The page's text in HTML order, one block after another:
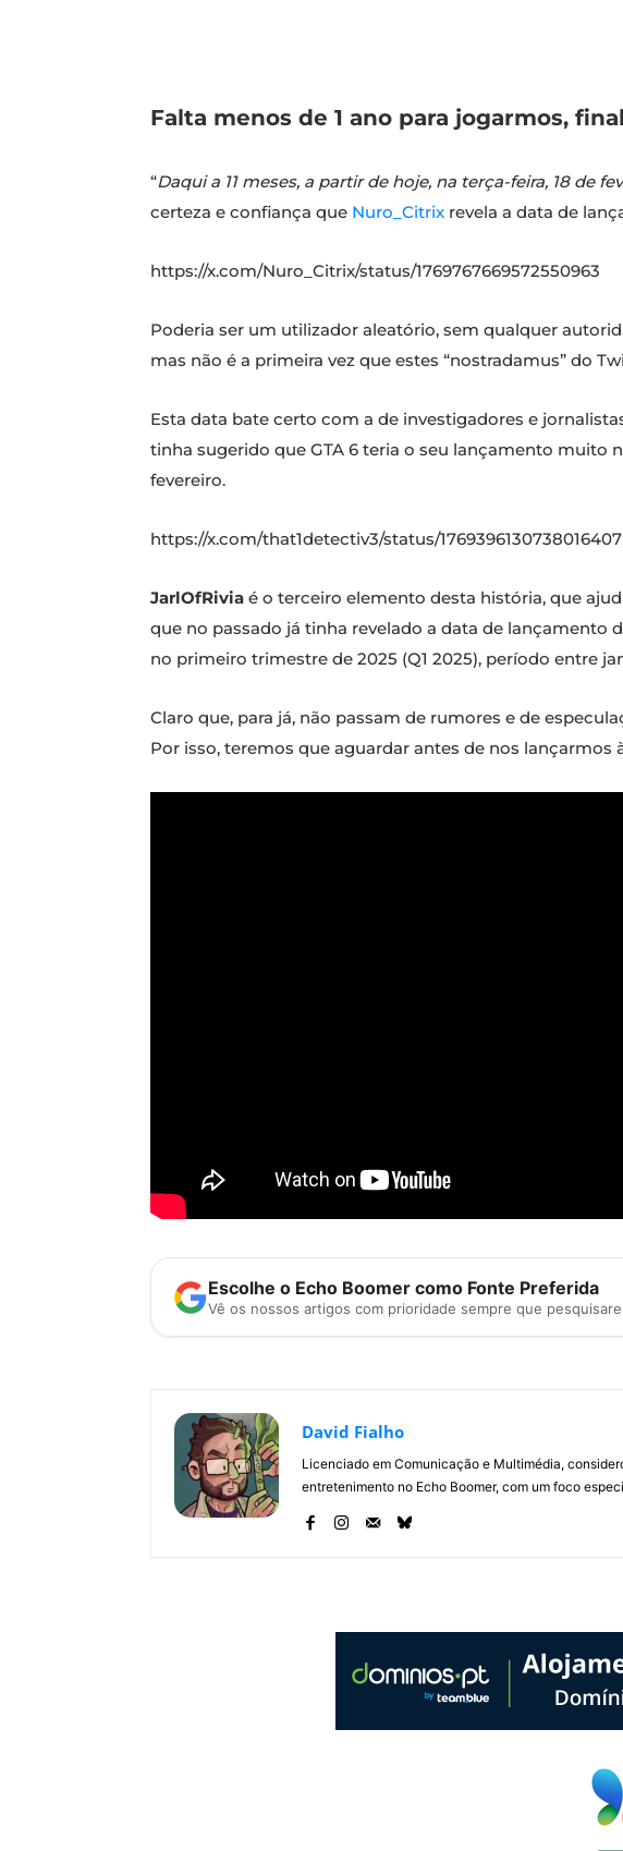
Falta menos de 1 ano para jogarmos,
“Daqui a 11 meses, a partir de hoje, na terça-feira, 18 de
certeza e confiança que Nuro_Citrix revela a data de
https://x.com/Nuro_Citrix/status/1769767669572550963
Poderia ser um utilizador aleatório, sem qualquer
mas não é a primeira vez que estes “nostradamus” do
Esta data bate certo com a de investigadores e
tinha sugerido que GTA 6 teria o seu lançamento muito
fevereiro.
https://x.com/that1detectiv3/status/1769396130738016407
JarlOfRivia é o terceiro elemento desta história, que
que no passado já tinha revelado a data de lançamento
no primeiro trimestre de 2025 (Q1 2025), período entre
Claro que, para já, não passam de rumores e de
Por isso, teremos que aguardar antes de nos lançarmos
Escolhe o Echo Boomer como Fonte Preferida
Vê os nossos artigos com prioridade sempre que
David Fialho
Licenciado em Comunicação e Multimédia,
entretenimento no Echo Boomer, com um foco